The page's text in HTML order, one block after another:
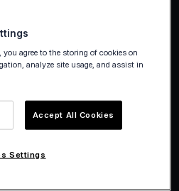
you agree to the storing of cookies on
analyze site usage, and assist in
Accept All Cookies
Settings